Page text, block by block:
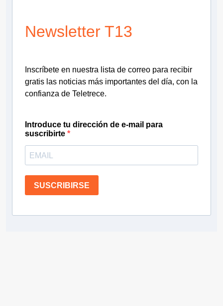
Newsletter T13
Inscríbete en nuestra lista de correo para recibir
gratis las noticias más importantes del día, con la
confianza de Teletrece.
Introduce tu dirección de e-mail para
suscribirte
SUSCRIBIRSE